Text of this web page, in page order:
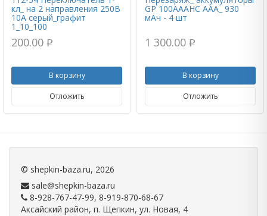
кл_ на 2 направления 250В
10А серый_графит
1_10_100
200.00 p
В корзину
Отложить
GP 100AAAHC AAA_ 930
мАч - 4 шт
1 300.00 p
В корзину
Отложить
© shepkin-baza.ru, 2026
sale@shepkin-baza.ru
8-928-767-47-99, 8-919-870-68-67
Аксайский район, п. Щепкин, ул. Новая, 4